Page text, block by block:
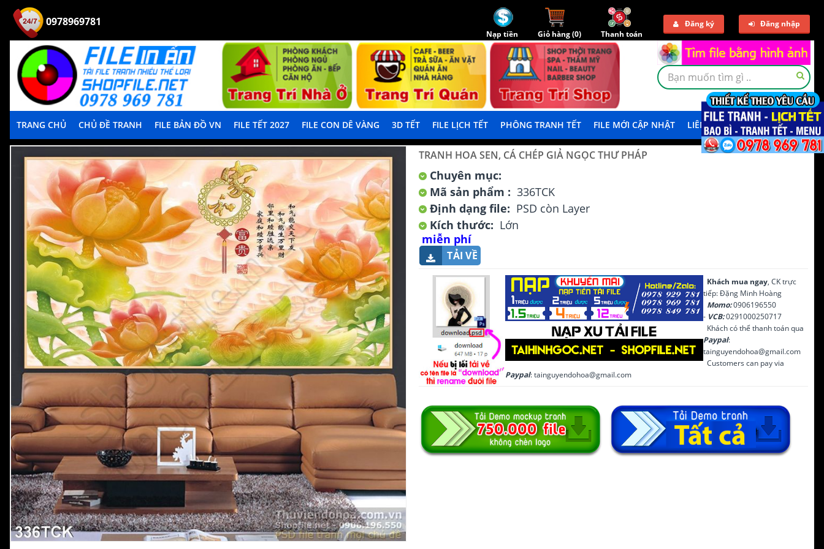
0978969781
Nạp tiền Giỏ hàng (0) Thanh toán
Đăng ký Đăng nhập
TRANG CHỦ CHỦ ĐỀ TRANH FILE BẢN ĐỒ VN FILE TẾT 2027 FILE CON DÊ VÀNG 3D TẾT FILE LỊCH TẾT PHÔNG TRANH TẾT FILE MỚI CẬP NHẬT LIÊN HỆ TẢI DEMO
TRANH HOA SEN, CÁ CHÉP GIẢ NGỌC THƯ PHÁP
Chuyên mục:
Mã sản phẩm : 336TCK
Định dạng file: PSD còn Layer
Kích thước: Lớn
miễn phí
TẢI VỀ
Khách mua ngay, CK trực
tiếp: Đặng Minh Hoàng
Momo:0906196550
- VCB:0291000250717
Khách có thể thanh toán qua
Paypal:
tainguyendohoa@gmail.com
Customers can pay via
Paypal: tainguyendohoa@gmail.com